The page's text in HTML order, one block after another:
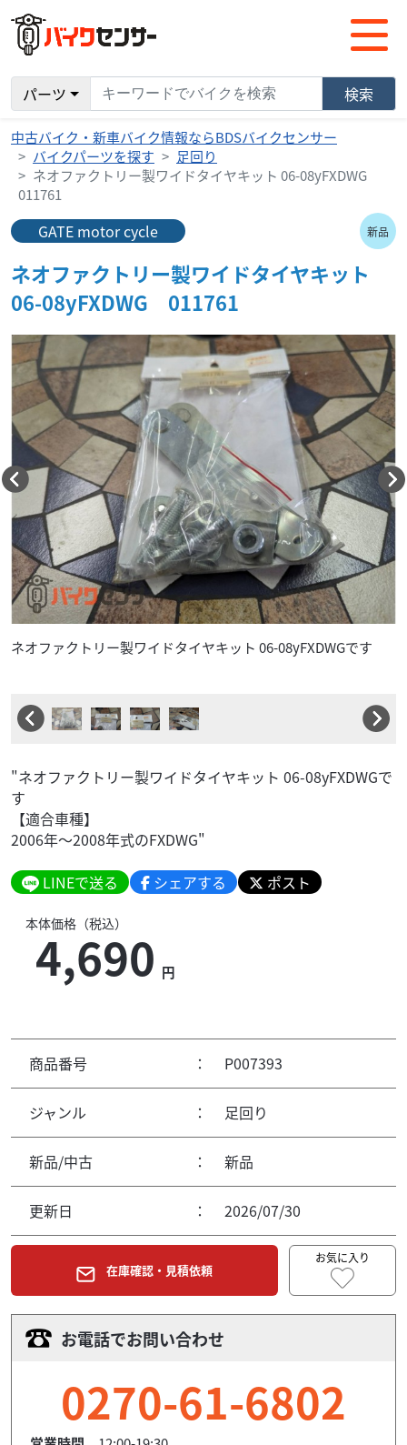
パーツ 検索
中古バイク・新車バイク情報ならBDSバイクセンサー
バイクパーツを探す
足回り
ネオファクトリー製ワイドタイヤキット 06-08yFXDWG
011761
GATE motor cycle
ネオファクトリー製ワイドタイヤキット
06-08yFXDWG 011761
ネオファクトリー製ワイドタイヤキット 06-08yFXDWGです
"ネオファクトリー製ワイドタイヤキット 06-08yFXDWGで
す
【適合車種】
2006年～2008年式のFXDWG"
新品
LINEで送る シェアする ポスト
本体価格（税込）
4,690 円
商品番号 ： P007393
ジャンル ： 足回り
新品/中古 ： 新品
更新日 ： 2026/07/30
在庫確認・見積依頼
お気に入り
お電話でお問い合わせ
0270-61-6802